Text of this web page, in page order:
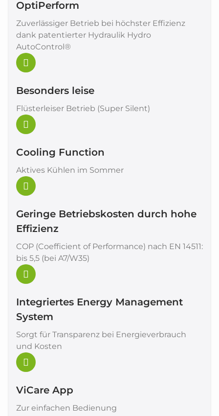
OptiPerform
Zuverlässiger Betrieb bei höchster Effizienz
dank patentierter Hydraulik Hydro
AutoControl®
Besonders leise
Flüsterleiser Betrieb (Super Silent)
Cooling Function
Aktives Kühlen im Sommer
Geringe Betriebskosten durch hohe
Effizienz
COP (Coefficient of Performance) nach EN 14511:
bis 5,5 (bei A7/W35)
Integriertes Energy Management
System
Sorgt für Transparenz bei Energieverbrauch
und Kosten
ViCare App
Zur einfachen Bedienung